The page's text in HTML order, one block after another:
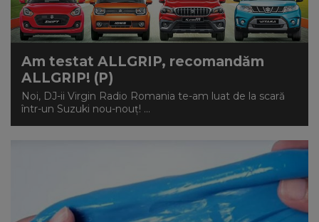
Am testat ALLGRIP, recomandăm
ALLGRIP! (P)
Noi, DJ-ii Virgin Radio Romania te-am luat de la scară
într-un Suzuki nou-nouț! ...